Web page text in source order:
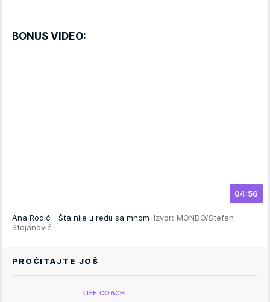
BONUS VIDEO:
04:56
Ana Rodić - Šta nije u redu sa mnom Izvor: MONDO/Stefan
Stojanović
PROČITAJTE JOŠ
LIFE COACH